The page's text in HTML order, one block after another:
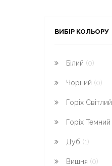
ВИБІР КОЛЬОРУ
Білий (0)
Чорний (0)
Горіх Світлий
Горіх Темний
Дуб (1)
Вишня (0)